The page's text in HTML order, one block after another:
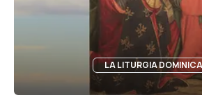
LA LITURGIA